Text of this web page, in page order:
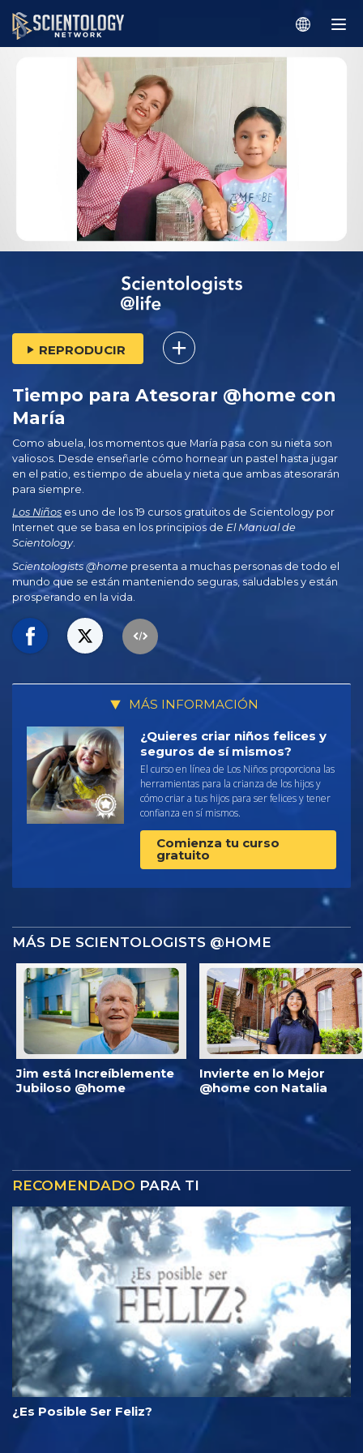
REPRODUCIR
Tiempo para Atesorar @home con
María
Como abuela, los momentos que María pasa con su nieta son
valiosos. Desde enseñarle cómo hornear un pastel hasta jugar
en el patio, es tiempo de abuela y nieta que ambas atesorarán
para siempre.
Los Niños es uno de los 19 cursos gratuitos de Scientology por
Internet que se basa en los principios de El Manual de
Scientology.
Scientologists @home presenta a muchas personas de todo el
mundo que se están manteniendo seguras, saludables y están
prosperando en la vida.
MÁS INFORMACIÓN
¿Quieres criar niños felices y
seguros de sí mismos?
El curso en línea de Los Niños proporciona las
herramientas para la crianza de los hijos y
cómo criar a tus hijos para ser felices y tener
confianza en sí mismos.
Comienza tu curso
gratuito
MÁS DE SCIENTOLOGISTS @HOME
Jim está Increíblemente
Jubiloso @home
Invierte en lo Mejor
@home con Natalia
RECOMENDADO PARA TI
¿Es Posible Ser Feliz?